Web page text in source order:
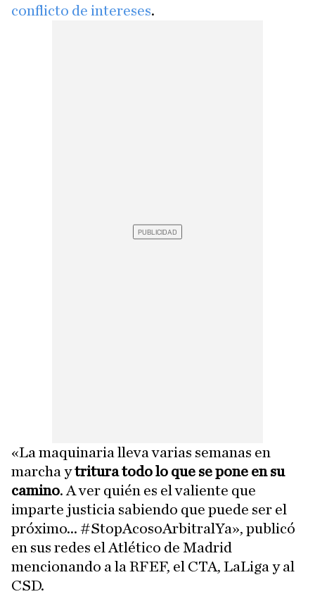
conflicto de intereses.
«La maquinaria lleva varias semanas en
marcha ytritura todo lo que se pone en su
camino. A ver quién es el valiente que
imparte justicia sabiendo que puede ser el
próximo... #StopAcosoArbitralYa», publicó
en sus redes el Atlético de Madrid
mencionando a la RFEF, el CTA, LaLiga y al
CSD.